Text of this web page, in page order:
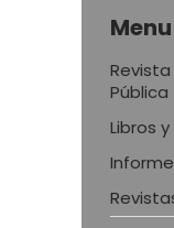
Menu
Pública
Libros